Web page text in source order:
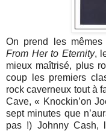
On prend les
From Her to Eternity,
mieux maîtrisé, plus
coup les premiers
rock caverneux tout à
Cave, « Knockin’on
sept minutes que
pas !) Johnny